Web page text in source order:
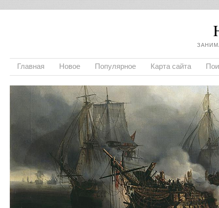
Главная Новое Популярное Карта сайта